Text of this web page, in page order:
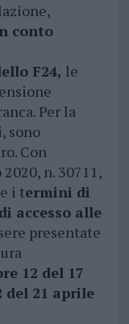
conto
F24, le
Per la
sono
Con
n. 30711,
i termini di
accesso alle
presentate
12 del 17
del 21 aprile